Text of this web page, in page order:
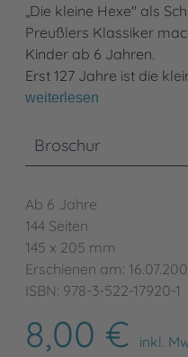
„Die kleine Hexe" als
Preußlers Klassiker
Kinder ab 6 Jahren.
Erst 127 Jahre ist die
weiterlesen
Broschur
Ab 6 Jahre
144 Seiten
145 x 205 mm
Erschienen am:
ISBN: 978-3-522-17920-1
8,00 €
inkl.